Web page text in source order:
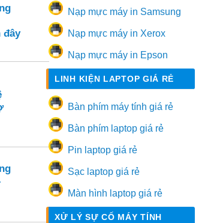
đây
Nạp mực máy in Samsung
Nạp mực máy in Xerox
Nạp mực máy in Epson
LINH KIỆN LAPTOP GIÁ RẺ
Bàn phím máy tính giá rẻ
Bàn phím laptop giá rẻ
Pin laptop giá rẻ
Sạc laptop giá rẻ
Màn hình laptop giá rẻ
XỬ LÝ SỰ CỐ MÁY TÍNH